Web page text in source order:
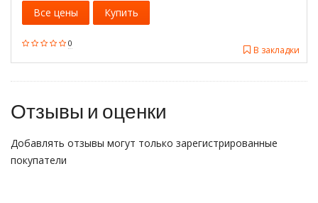
0
В закладки
Все цены Купить
Отзывы и оценки
Добавлять отзывы могут только зарегистрированные
покупатели